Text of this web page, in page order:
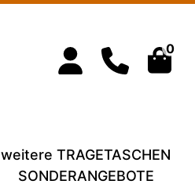
0
weitere TRAGETASCHEN
SONDERANGEBOTE